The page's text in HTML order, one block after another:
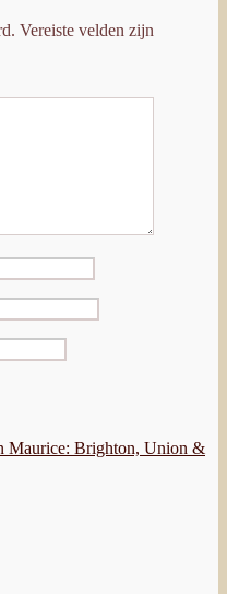
Vereiste velden zijn
Maurice: Brighton, Union &